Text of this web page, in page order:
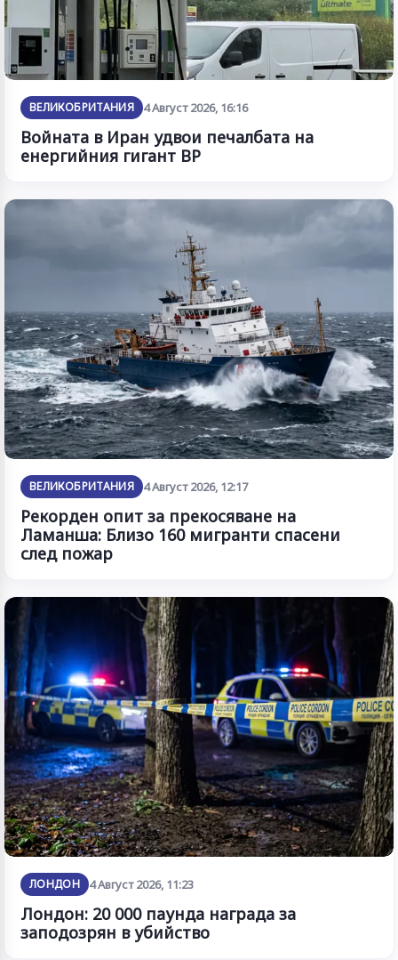
ВЕЛИКОБРИТАНИЯ 4 Август 2026, 16:16
Войната в Иран удвои печалбата на
енергийния гигант BP
ВЕЛИКОБРИТАНИЯ 4 Август 2026, 12:17
Рекорден опит за прекосяване на
Ламанша: Близо 160 мигранти спасени
след пожар
ЛОНДОН 4 Август 2026, 11:23
Лондон: 20 000 паунда награда за
заподозрян в убийство